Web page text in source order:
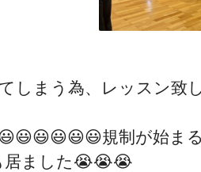
しまう為、レッスン致
規制が始ま
居ました😭😭😭